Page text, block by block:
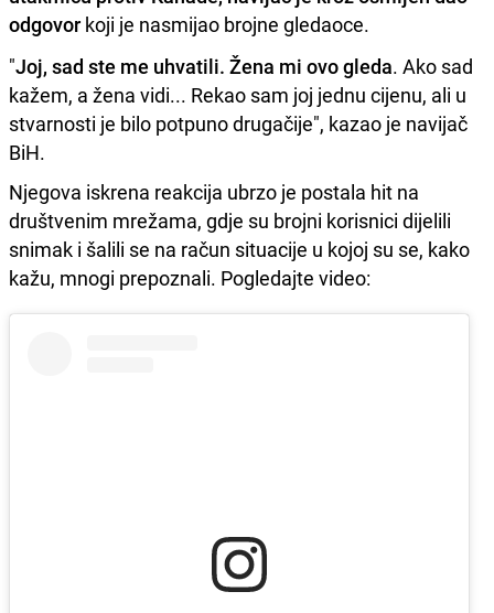
odgovor koji je nasmijao brojne gledaoce.
"Joj, sad ste me uhvatili. Žena mi ovo gleda. Ako sad
kažem, a žena vidi... Rekao sam joj jednu cijenu, ali u
stvarnosti je bilo potpuno drugačije", kazao je navijač
BiH.
Njegova iskrena reakcija ubrzo je postala hit na
društvenim mrežama, gdje su brojni korisnici dijelili
snimak i šalili se na račun situacije u kojoj su se, kako
kažu, mnogi prepoznali. Pogledajte video: